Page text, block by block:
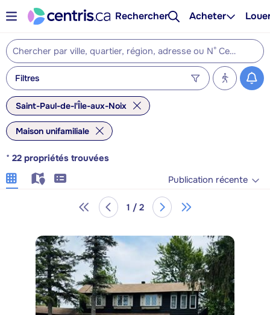
Rechercher Acheter
Filtres
Saint-Paul-de-l'Île-aux-Noix
Maison unifamiliale
* 22 propriétés trouvées
Publication récente
1 / 2